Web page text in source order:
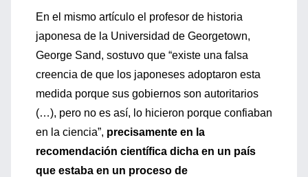
En el mismo artículo el profesor de historia
japonesa de la Universidad de Georgetown,
George Sand, sostuvo que “existe una falsa
creencia de que los japoneses adoptaron esta
medida porque sus gobiernos son autoritarios
(…), pero no es así, lo hicieron porque confiaban
en la ciencia”, precisamente en la
recomendación científica dicha en un país
que estaba en un proceso de